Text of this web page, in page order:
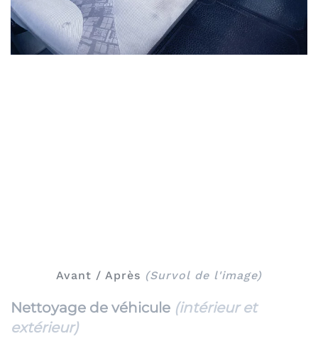
Avant / Après (Survol de l'image)
Nettoyage de véhicule (intérieur et
extérieur)